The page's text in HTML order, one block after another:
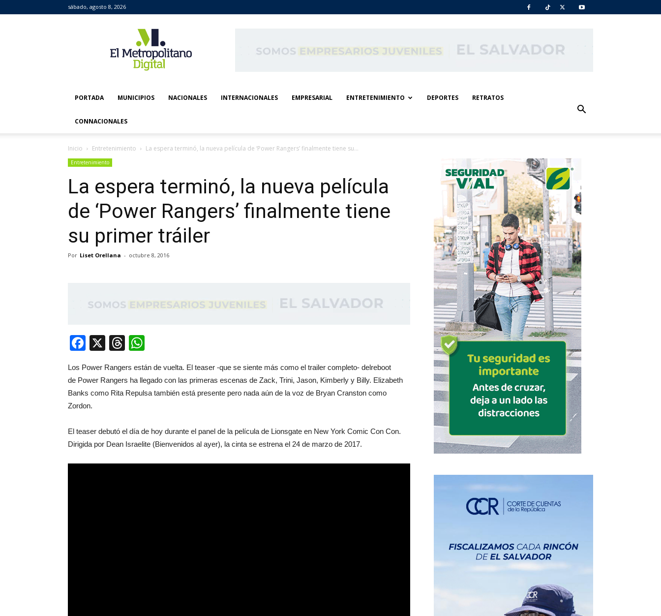
sábado, agosto 8, 2026
Metropolitano
Digital
PORTADA MUNICIPIOS NACIONALES INTERNACIONALES EMPRESARIAL ENTRETENIMIENTO DEPORTES RETRATOS
CONNACIONALES
Inicio Entretenimiento La espera terminó, la nueva película de ‘Power Rangers’ finalmente tiene su...
Entretenimiento
La espera terminó, la nueva película
de ‘Power Rangers’ finalmente tiene
su primer tráiler
Por Liset Orellana - octubre 8, 2016
Facebook
X Threads
Los Power Rangers están de vuelta. El teaser -que se siente más como el trailer completo- delreboot
de Power Rangers ha llegado con las primeras escenas de Zack, Trini, Jason, Kimberly y Billy. Elizabeth
Banks como Rita Repulsa también está presente pero nada aún de la voz de Bryan Cranston como
Zordon.
El teaser debutó el día de hoy durante el panel de la película de Lionsgate en New York Comic Con Con.
Dirigida por Dean Israelite (Bienvenidos al ayer), la cinta se estrena el 24 de marzo de 2017.